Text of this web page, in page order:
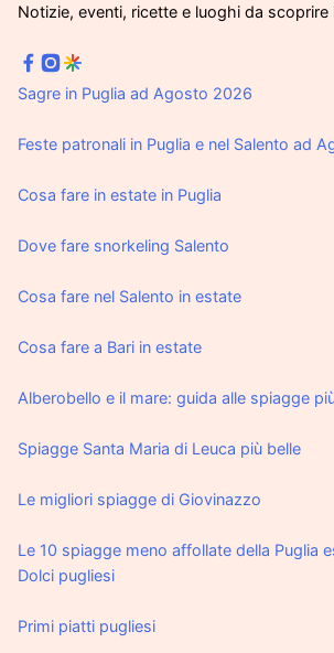
Notizie, eventi, ricette e luoghi da scoprire
Sagre in Puglia ad Agosto 2026
Feste patronali in Puglia e nel Salento ad
Cosa fare in estate in Puglia
Dove fare snorkeling Salento
Cosa fare nel Salento in estate
Cosa fare a Bari in estate
Alberobello e il mare: guida alle spiagge
Spiagge Santa Maria di Leuca più belle
Le migliori spiagge di Giovinazzo
Le 10 spiagge meno affollate della Puglia
Dolci pugliesi
Primi piatti pugliesi